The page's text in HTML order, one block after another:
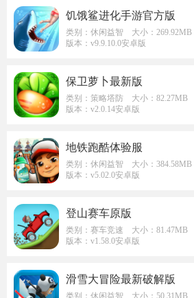
饥饿鲨进化手游官方版
类别：休闲益智 大小：269.92MB
版本：v9.9.10.0安卓版
保卫萝卜最新版
类别：策略塔防 大小：82.27MB
版本：v2.0.14安卓版
地铁跑酷体验服
类别：休闲益智 大小：384.58MB
版本：v5.02.0安卓版
登山赛车原版
类别：赛车竞速 大小：81.47MB
版本：v1.58.0安卓版
滑雪大冒险最新破解版